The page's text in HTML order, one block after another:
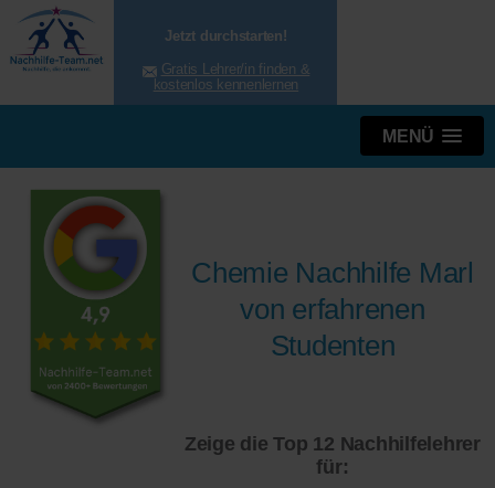
Jetzt durchstarten!
Gratis Lehrer/in finden &
kostenlos kennenlernen
MENÜ
Chemie Nachhilfe Marl
von erfahrenen
Studenten
Zeige die Top 12 Nachhilfelehrer
für: